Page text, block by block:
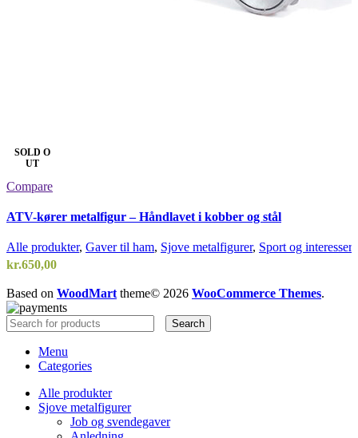
SOLD O
UT
Compare
ATV-kører metalfigur – Håndlavet i kobber og stål
Alle produkter, Gaver til ham, Sjove metalfigurer, Sport og interesser
kr.650,00
Add to wishlist
Quick view
Based on WoodMarttheme© 2026 WooCommerce Themes.
Search
Menu
Categories
Alle produkter
Sjove metalfigurer
Job og svendegaver